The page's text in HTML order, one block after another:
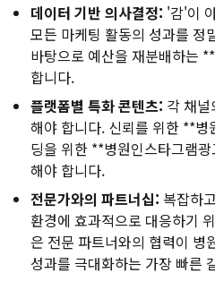
데이터 기반 의사결정: '감'이
모든 마케팅 활동의 성과를 정
바탕으로 예산을 재분배하는
합니다.
플랫폼별 특화 콘텐츠: 각 채
해야 합니다. 신뢰를 위한 **
딩을 위한 **병원인스타그램
해야 합니다.
전문가와의 파트너십: 복잡하
환경에 효과적으로 대응하기
은 전문 파트너와의 협력이 병
성과를 극대화하는 가장 빠른